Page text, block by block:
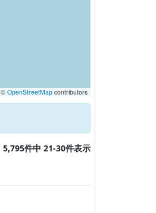
© OpenStreetMap contributors
5,795件中 21-30件表示